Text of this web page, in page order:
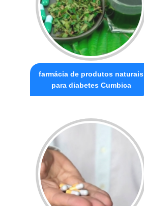
farmácia de produtos naturais
para diabetes Cumbica